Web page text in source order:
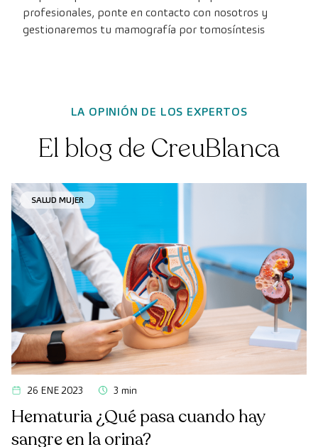
profesionales, ponte en contacto con nosotros y
gestionaremos tu mamografía por tomosíntesis
LA OPINIÓN DE LOS EXPERTOS
El blog de CreuBlanca
SALUD MUJER
26 ENE 2023 3 min
Hematuria ¿Qué pasa cuando hay
sangre en la orina?